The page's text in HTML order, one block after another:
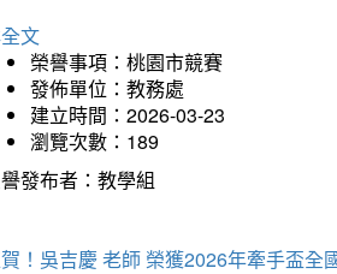
文
榮譽事項：桃園市競賽
發佈單位：教務處
建立時間：2026-03-23
瀏覽次數：189
發布者：教學組
！吳吉慶 老師 榮獲2026年牽手盃全